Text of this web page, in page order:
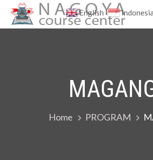
Skip
Home PROGRAM
English